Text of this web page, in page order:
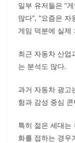
일부 유저들은 “
많다”, “요즘은
게임 덕분에 실제
최근 자동차 산업
는 분석도 많다.
과거 자동차 광고
험과 감성 중심
특히 젊은 세대는
화를 접하는 경우